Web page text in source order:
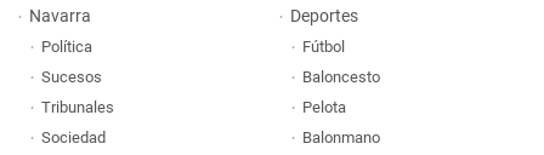
Navarra
Política
Sucesos
Tribunales
Sociedad
Deportes
Fútbol
Baloncesto
Pelota
Balonmano